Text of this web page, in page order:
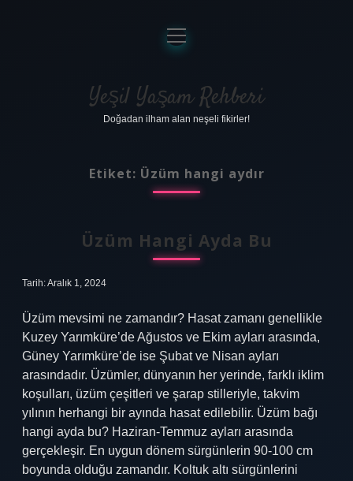
Anasayfa
Gizlilik Politikası
Yasal Uyarı
menüyü
aç
Yeşil Yaşam Rehberi
Doğadan ilham alan neşeli fikirler!
Etiket: Üzüm hangi aydır
Üzüm Hangi Ayda Bu
Tarih: Aralık 1, 2024
Üzüm mevsimi ne zamandır? Hasat zamanı genellikle
Kuzey Yarımküre’de Ağustos ve Ekim ayları arasında,
Güney Yarımküre’de ise Şubat ve Nisan ayları
arasındadır. Üzümler, dünyanın her yerinde, farklı iklim
koşulları, üzüm çeşitleri ve şarap stilleriyle, takvim
yılının herhangi bir ayında hasat edilebilir. Üzüm bağı
hangi ayda bu? Haziran-Temmuz ayları arasında
gerçekleşir. En uygun dönem sürgünlerin 90-100 cm
boyunda olduğu zamandır. Koltuk altı sürgünlerini